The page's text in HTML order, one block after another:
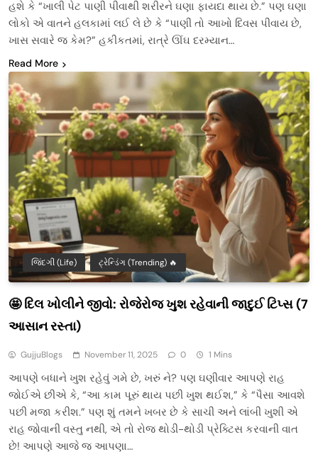
હશે કે “ખાલી પેટ પાણી પીવાથી શરીરને ઘણા ફાયદા થાય છે.” પણ ઘણા
લોકો એ વાતને હલકામાં લઈ લે છે કે “પાણી તો આખો દિવસ પીવાય છે,
ખાસ સવારે જ કેમ?” હકીકતમાં, રાત્રે ઊંઘ દરમ્યાન…
Read More
જિંદગી (Life) ટ્રેન્ડિંગ (Trending) 🔥
🤩 દિલ ખોલીને જીવો: રોજેરોજ ખુશ રહેવાની જાદુઈ ટિપ્સ (7
આસાન રસ્તા)
GujjuBlogs November 11, 2025 0 1 Mins
આપણે બધાને ખુશ રહેવું ગમે છે, ખરું ને? પણ ઘણીવાર આપણે રાહ
જોઈએ છીએ કે, “આ કામ પૂરું થાય પછી ખુશ થઈશ,” કે “પૈસા આવશે
પછી મજા કરીશ.” પણ શું તમને ખબર છે કે સાચી અને લાંબી ખુશી એ
રાહ જોવાની વસ્તુ નથી, એ તો રોજ થોડી-થોડી પ્રેક્ટિસ કરવાની વાત
છે! આપણે આજે જ આપણા…